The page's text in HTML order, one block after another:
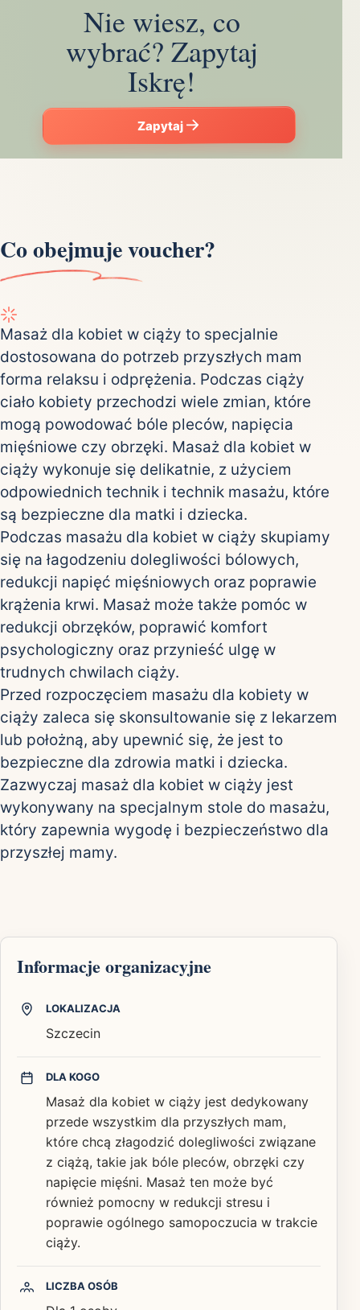
Nie wiesz, co
wybrać? Zapytaj
Iskrę!
Zapytaj
Co obejmuje voucher?
Masaż dla kobiet w ciąży to specjalnie
dostosowana do potrzeb przyszłych mam
forma relaksu i odprężenia. Podczas ciąży
ciało kobiety przechodzi wiele zmian, które
mogą powodować bóle pleców, napięcia
mięśniowe czy obrzęki. Masaż dla kobiet w
ciąży wykonuje się delikatnie, z użyciem
odpowiednich technik i technik masażu, które
są bezpieczne dla matki i dziecka.
Podczas masażu dla kobiet w ciąży skupiamy
się na łagodzeniu dolegliwości bólowych,
redukcji napięć mięśniowych oraz poprawie
krążenia krwi. Masaż może także pomóc w
redukcji obrzęków, poprawić komfort
psychologiczny oraz przynieść ulgę w
trudnych chwilach ciąży.
Przed rozpoczęciem masażu dla kobiety w
ciąży zaleca się skonsultowanie się z lekarzem
lub położną, aby upewnić się, że jest to
bezpieczne dla zdrowia matki i dziecka.
Zazwyczaj masaż dla kobiet w ciąży jest
wykonywany na specjalnym stole do masażu,
który zapewnia wygodę i bezpieczeństwo dla
przyszłej mamy.
Informacje organizacyjne
LOKALIZACJA
Szczecin
DLA KOGO
Masaż dla kobiet w ciąży jest dedykowany
przede wszystkim dla przyszłych mam,
które chcą złagodzić dolegliwości związane
z ciążą, takie jak bóle pleców, obrzęki czy
napięcie mięśni. Masaż ten może być
również pomocny w redukcji stresu i
poprawie ogólnego samopoczucia w trakcie
ciąży.
LICZBA OSÓB